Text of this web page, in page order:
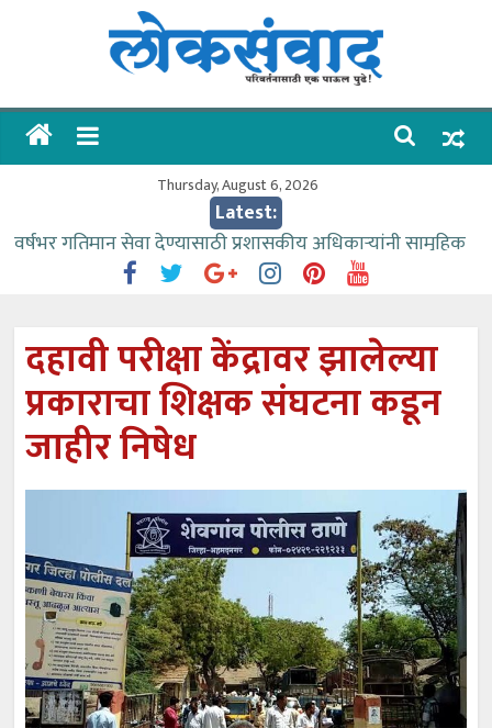
लोकसंवाद
ताज्या
Thursday, August 6, 2026
Latest:
वर्षभर गतिमान सेवा देण्यासाठी प्रशासकीय अधिकाऱ्यांनी सामुहिक
प्रयत्न करावे – आमदार काळे
आत्मामालिक गुरूकूलाचे २२८ विद्यार्थी शिष्यवृत्तीस पात्र
ईच्छा आणि मेहनतीच्या बळावर यश मिळवता येते – शिवप्रसाद
पंडोरे
आमदार आशुतोष काळे यांचा वाढदिवस विविध सामाजिक
उपक्रमांनी साजरा
दहावी परीक्षा केंद्रावर झालेल्या
प्रकाराचा शिक्षक संघटना कडून
जाहीर निषेध